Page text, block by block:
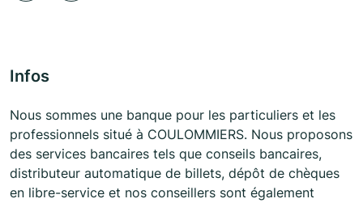
Infos
Nous sommes une banque pour les particuliers et les
professionnels situé à COULOMMIERS. Nous proposons
des services bancaires tels que conseils bancaires,
distributeur automatique de billets, dépôt de chèques
en libre-service et nos conseillers sont également